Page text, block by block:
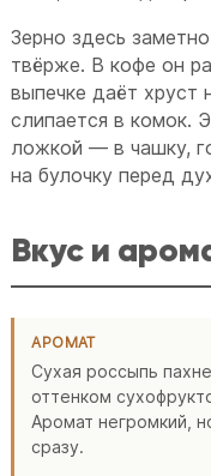
Зерно здесь
твёрже. В кофе он
выпечке даёт хруст
слипается в комок.
ложкой — в чашку,
на булочку перед
Вкус и
АРОМАТ
Сухая россыпь
оттенком
Аромат негромкий,
сразу.